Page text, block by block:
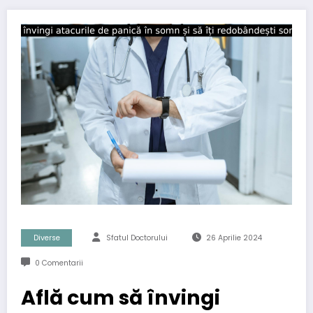
Diverse Sfatul Doctorului 26 Aprilie 2024
0 Comentarii
Află cum să învingi